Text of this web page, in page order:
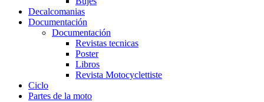
Decalcomanias
Documentación
Documentación
Revistas tecnicas
Poster
Libros
Revista Motocyclettiste
Ciclo
Partes de la moto